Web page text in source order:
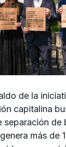
de la
capitalina
separación de
más de